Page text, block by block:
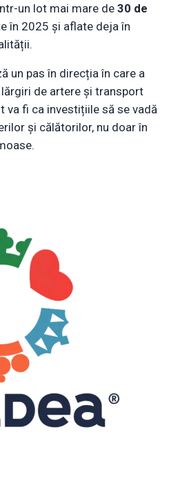
un lot mai mare de 30 de
în 2025 și aflate deja în
un pas în direcția în care a
de artere și transport
va fi ca investițiile să se vadă
și călătorilor, nu doar în